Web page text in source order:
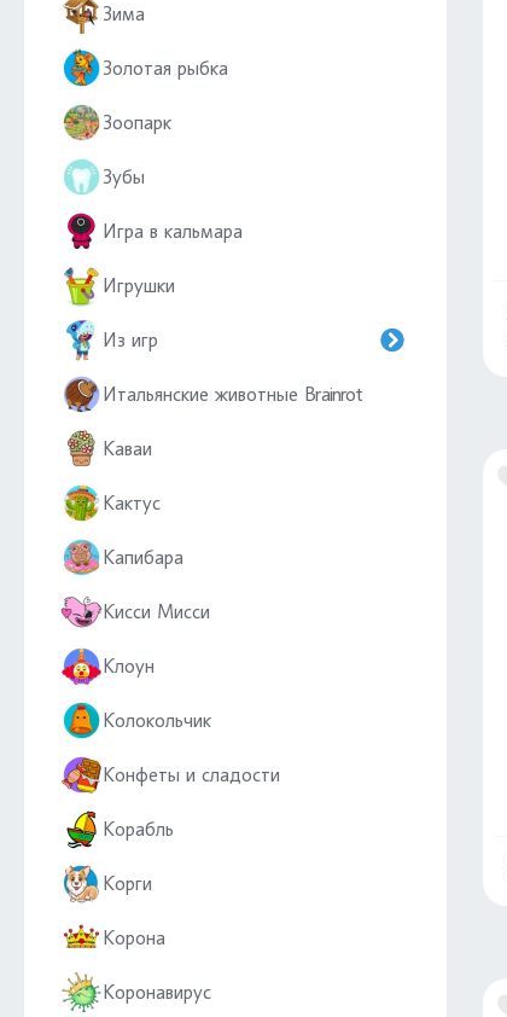
Зима
Золотая рыбка
Зоопарк
Зубы
Игра в кальмара
Игрушки
Из игр
Итальянские животные Brainrot
Каваи
Кактус
Капибара
Кисси Мисси
Клоун
Колокольчик
Конфеты и сладости
Корабль
Корги
Корона
Коронавирус